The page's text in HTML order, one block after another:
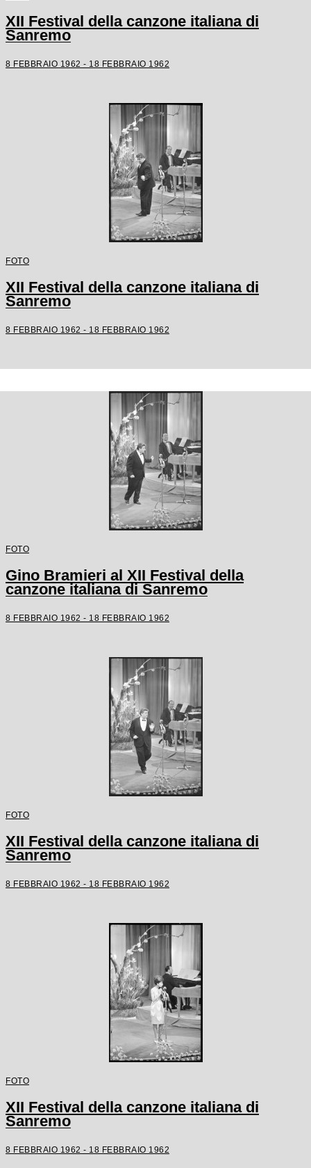
XII Festival della canzone italiana di
Sanremo
8 FEBBRAIO 1962 - 18 FEBBRAIO 1962
FOTO
XII Festival della canzone italiana di
Sanremo
8 FEBBRAIO 1962 - 18 FEBBRAIO 1962
FOTO
Gino Bramieri al XII Festival della
canzone italiana di Sanremo
8 FEBBRAIO 1962 - 18 FEBBRAIO 1962
FOTO
XII Festival della canzone italiana di
Sanremo
8 FEBBRAIO 1962 - 18 FEBBRAIO 1962
FOTO
XII Festival della canzone italiana di
Sanremo
8 FEBBRAIO 1962 - 18 FEBBRAIO 1962